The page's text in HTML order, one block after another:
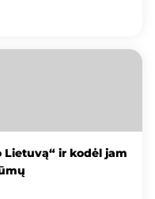
Lietuvą“ ir kodėl jam